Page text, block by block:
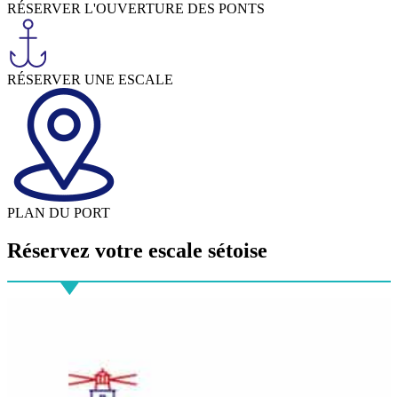
RÉSERVER L'OUVERTURE DES PONTS
RÉSERVER UNE ESCALE
PLAN DU PORT
Réservez votre escale sétoise